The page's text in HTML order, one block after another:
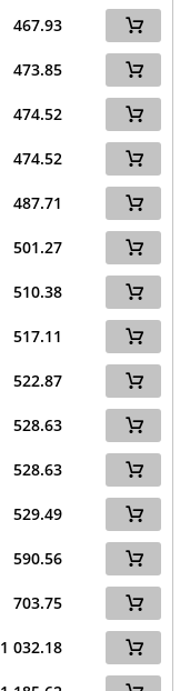
467.93
473.85
474.52
474.52
487.71
501.27
510.38
517.11
522.87
528.63
528.63
529.49
590.56
703.75
1 032.18